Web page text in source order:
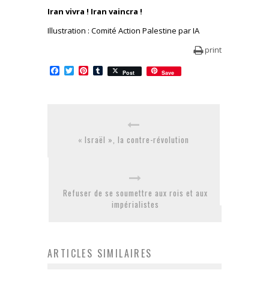
Iran vivra ! Iran vaincra !
Illustration : Comité Action Palestine par IA
print
Facebook
TwitterPinterest
Tumblr
Post Save
« Israël », la contre-révolution
Refuser de se soumettre aux rois et aux
impérialistes
ARTICLES SIMILAIRES